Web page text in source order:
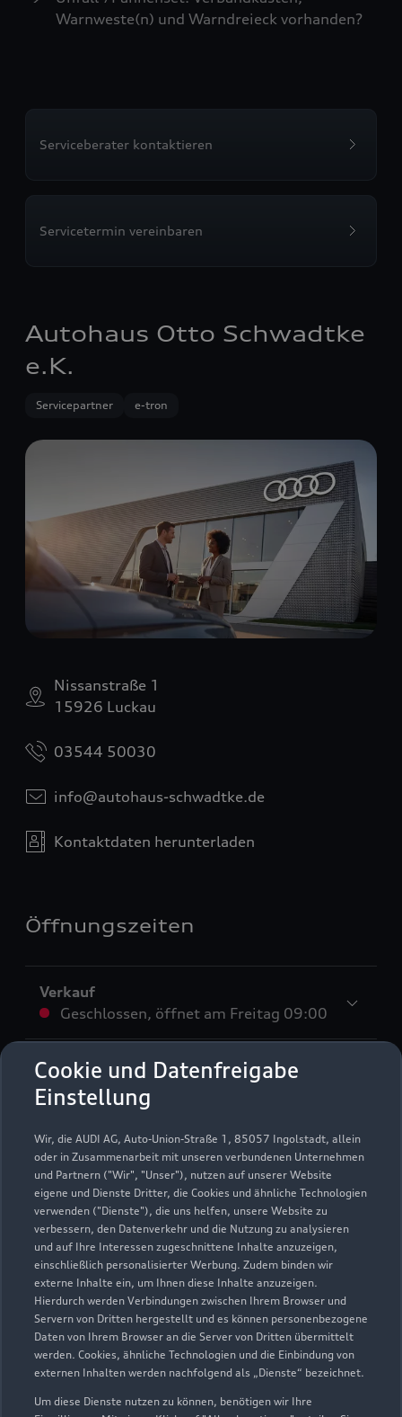
Cookie und Datenfreigabe
Einstellung
Wir, die AUDI AG, Auto-Union-Straße 1, 85057 Ingolstadt, allein
oder in Zusammenarbeit mit unseren verbundenen Unternehmen
und Partnern ("Wir", "Unser"), nutzen auf unserer Website
eigene und Dienste Dritter, die Cookies und ähnliche Technologien
verwenden ("Dienste"), die uns helfen, unsere Website zu
verbessern, den Datenverkehr und die Nutzung zu analysieren
und auf Ihre Interessen zugeschnittene Inhalte anzuzeigen,
einschließlich personalisierter Werbung. Zudem binden wir
externe Inhalte ein, um Ihnen diese Inhalte anzuzeigen.
Hierdurch werden Verbindungen zwischen Ihrem Browser und
Servern von Dritten hergestellt und es können personenbezogene
Daten von Ihrem Browser an die Server von Dritten übermittelt
werden. Cookies, ähnliche Technologien und die Einbindung von
externen Inhalten werden nachfolgend als „Dienste“ bezeichnet.
Um diese Dienste nutzen zu können, benötigen wir Ihre
Warnweste(n) und Warndreieck vorhanden?
Serviceberater kontaktieren
Servicetermin vereinbaren
Autohaus Otto Schwadtke
e.K.
Servicepartner e-tron
Nissanstraße 1
15926 Luckau
03544 50030
info@autohaus-schwadtke.de
Kontaktdaten herunterladen
Öffnungszeiten
Verkauf
Geschlossen, öffnet am Freitag 09:00
Service
Geschlossen
Freitag 07:00
Teile- & Zubehörverkauf
Geschlossen,öffnet amFreitag 07:00